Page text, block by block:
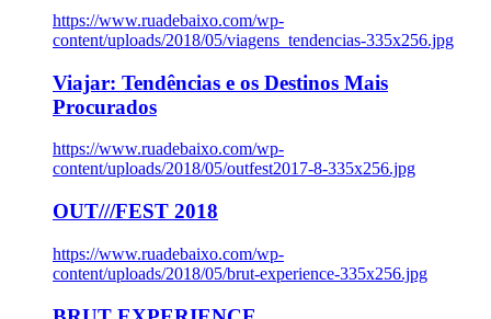
https://www.ruadebaixo.com/wp-
content/uploads/2018/05/viagens_tendencias-335x256.jpg
Viajar: Tendências e os Destinos Mais
Procurados
https://www.ruadebaixo.com/wp-
content/uploads/2018/05/outfest2017-8-335x256.jpg
OUT///FEST 2018
https://www.ruadebaixo.com/wp-
content/uploads/2018/05/brut-experience-335x256.jpg